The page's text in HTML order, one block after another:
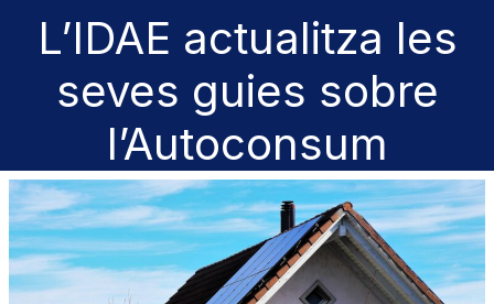
L’IDAE actualitza les
seves guies sobre
l’Autoconsum